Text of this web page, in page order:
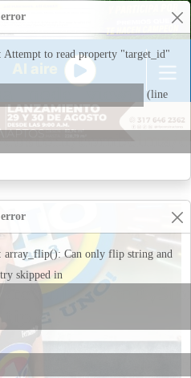
error
: Attempt to read property "target_id"
(line
error
: array_flip(): Can only flip string and
skipped in